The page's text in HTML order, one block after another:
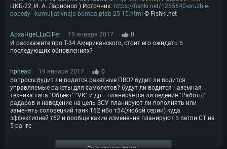
ЦКБ-22, И. А. Ларионов ) Источник: https://fishki.net/1265640-oruzhie-
pobedy---kumuljativnaja-bomba-ptab-25-15.html © Fishki.net
ApxaHgel_LuCiFer 19 января 2017
0
И расскажите про T-34 Американского, стоит его ожидать в
последующих обновлениях?
hphead 19 января 2017
0
вопросы:будит ли водится ракетные ПВО? будит ли водится
управляемые ракеты для самолетов? будут ли водится наземная
техника типа "Объект" "VK" и др... планируется ли ведение "Работы"
радаров и наведение на цель ЗСУ планируют ли пополнять или
заменять соловецкий танк Т62 ибо т54(любой серии) куда
эффективней т62 и вообще какие изменения планируют в ветви СТ на
5 ранге